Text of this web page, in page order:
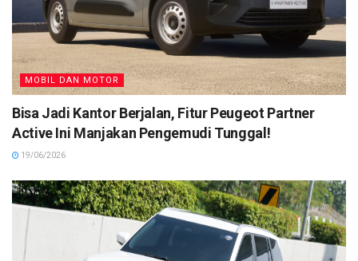
MOBIL DAN MOTOR
Bisa Jadi Kantor Berjalan, Fitur Peugeot Partner
Active Ini Manjakan Pengemudi Tunggal!
19/06/2026